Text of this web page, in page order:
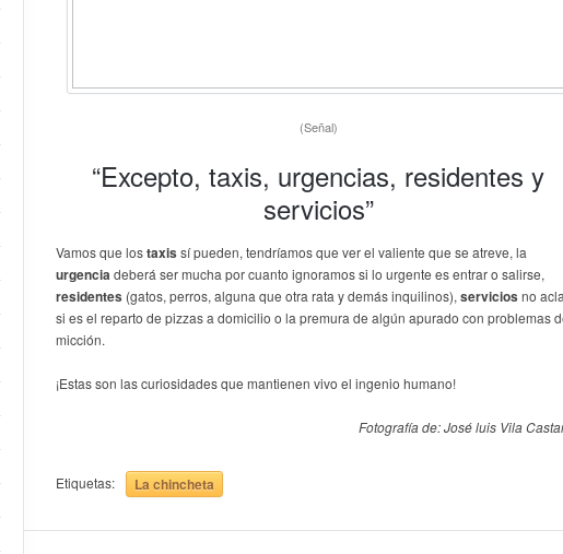
(Señal)
“Excepto, taxis, urgencias, residentes y
servicios”
Vamos que lostaxis sí pueden, tendríamos que ver el valiente que se atreve, la
urgenciadeberá ser mucha por cuanto ignoramos si lo urgente es entrar o salirse,
residentes (gatos, perros, alguna que otra rata y demás inquilinos), servicios no
si es el reparto de pizzas a domicilio o la premura de algún apurado con problemas
micción.
¡Estas son las curiosidades que mantienen vivo el ingenio humano!
Fotografía de: José luis Vila
Etiquetas: La chincheta